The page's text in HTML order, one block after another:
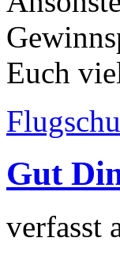
Euch
Gut
verfasst